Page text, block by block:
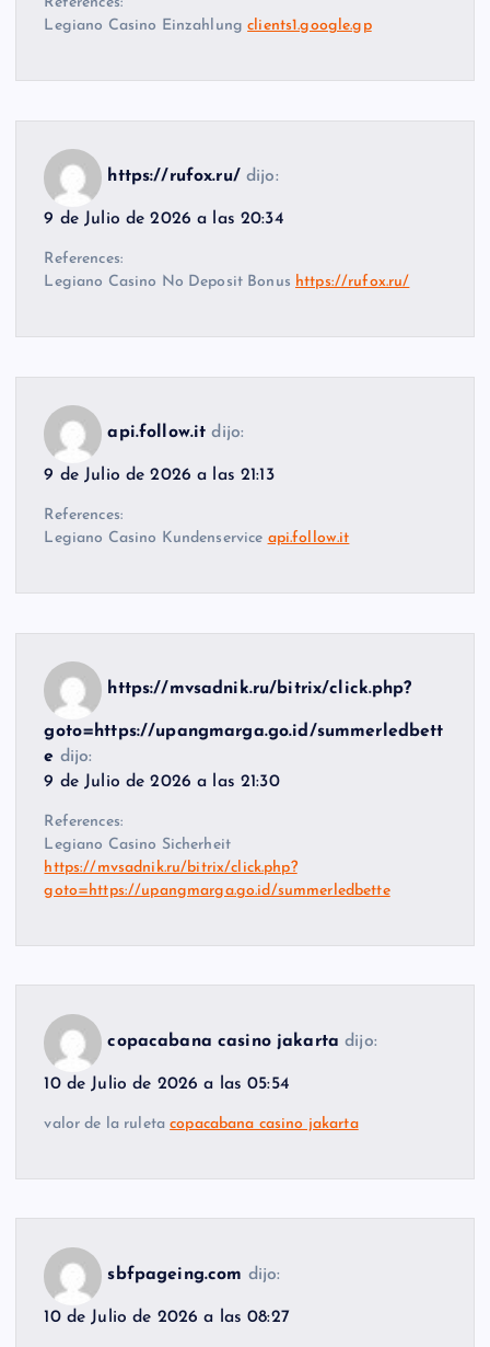
Legiano Casino Einzahlungclients1.google.gp
https://rufox.ru/ dijo:
9 de Julio de 2026 a las 20:34
References:
Legiano Casino No Deposit Bonus https://rufox.ru/
api.follow.it dijo:
9 de Julio de 2026 a las 21:13
References:
Legiano Casino Kundenservice api.follow.it
https://mvsadnik.ru/bitrix/click.php?
goto=https://upangmarga.go.id/summerledbett
e dijo:
9 de Julio de 2026 a las 21:30
References:
Legiano Casino Sicherheit
https://mvsadnik.ru/bitrix/click.php?
goto=https://upangmarga.go.id/summerledbette
copacabana casino jakarta dijo:
10 de Julio de 2026 a las 05:54
valor de la ruletacopacabana casino jakarta
sbfpageing.com dijo:
10 de Julio de 2026 a las 08:27